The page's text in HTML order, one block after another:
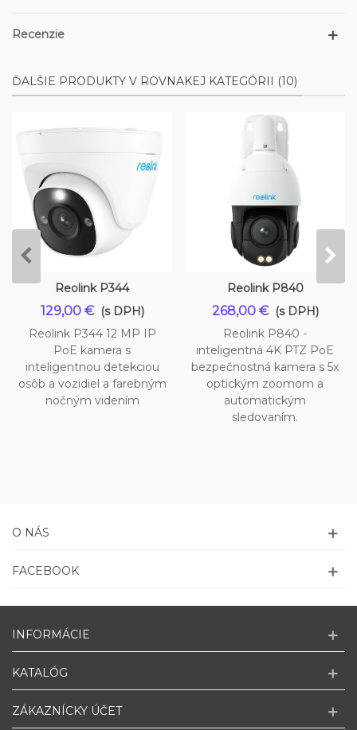
Recenzie
ĎALŠIE PRODUKTY V ROVNAKEJ KATEGÓRII (10)
Reolink P344
129,00 € (s DPH)
Reolink P344 12 MP IP
PoE kamera s
inteligentnou detekciou
osôb a vozidiel a farebným
nočným videním
Reolink P840
268,00 € (s DPH)
Reolink P840 -
inteligentná 4K PTZ PoE
bezpečnostná kamera s 5x
optickým zoomom a
automatickým
sledovaním.
O NÁS
FACEBOOK
INFORMÁCIE
KATALÓG
ZÁKAZNÍCKY ÚČET